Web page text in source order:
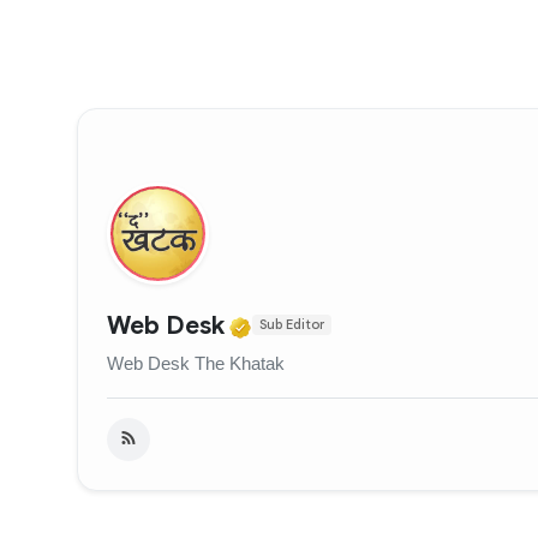
Web Desk Verified Media or
Sub Editor
Web Desk The Khatak